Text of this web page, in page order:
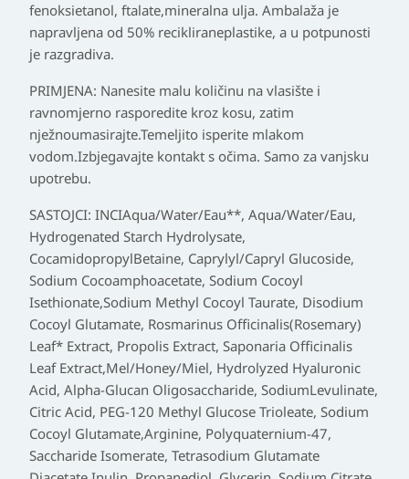
fenoksietanol, ftalate,mineralna ulja. Ambalaža je
napravljena od 50% recikliraneplastike, a u potpunosti
je razgradiva.
PRIMJENA: Nanesite malu količinu na vlasište i
ravnomjerno rasporedite kroz kosu, zatim
nježnoumasirajte.Temeljito isperite mlakom
vodom.Izbjegavajte kontakt s očima. Samo za vanjsku
upotrebu.
SASTOJCI: INCIAqua/Water/Eau**, Aqua/Water/Eau,
Hydrogenated Starch Hydrolysate,
CocamidopropylBetaine, Caprylyl/Capryl Glucoside,
Sodium Cocoamphoacetate, Sodium Cocoyl
Isethionate,Sodium Methyl Cocoyl Taurate, Disodium
Cocoyl Glutamate, Rosmarinus Officinalis(Rosemary)
Leaf* Extract, Propolis Extract, Saponaria Officinalis
Leaf Extract,Mel/Honey/Miel, Hydrolyzed Hyaluronic
Acid, Alpha-Glucan Oligosaccharide, SodiumLevulinate,
Citric Acid, PEG-120 Methyl Glucose Trioleate, Sodium
Cocoyl Glutamate,Arginine, Polyquaternium-47,
Saccharide Isomerate, Tetrasodium Glutamate